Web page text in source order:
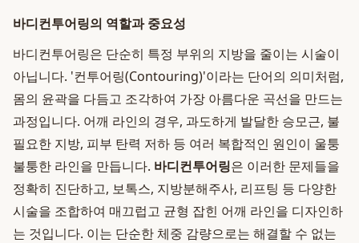
바디컨투어링의 역할과 중요성
바디컨투어링은 단순히 특정 부위의 지방을 줄이는 시술이
아닙니다. '컨투어링(Contouring)'이라는 단어의 의미처럼,
몸의 윤곽을 다듬고 조각하여 가장 아름다운 곡선을 만드는
과정입니다. 어깨 라인의 경우, 과도하게 발달한 승모근, 불
필요한 지방, 피부 탄력 저하 등 여러 복합적인 원인이 울퉁
불퉁한 라인을 만듭니다. 바디컨투어링은 이러한 문제들을
정확히 진단하고, 보톡스, 지방분해주사, 리프팅 등 다양한
시술을 조합하여 매끄럽고 균형 잡힌 어깨 라인을 디자인하
는 것입니다. 이는 단순한 체중 감량으로는 해결할 수 없는